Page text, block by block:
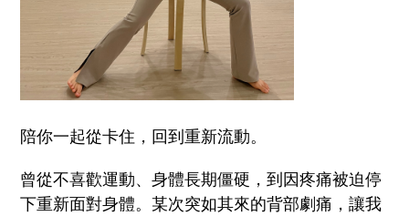
陪你一起從卡住，回到重新流動。
曾從不喜歡運動、身體長期僵硬，到因疼痛被迫停
下重新面對身體。某次突如其來的背部劇痛，讓我